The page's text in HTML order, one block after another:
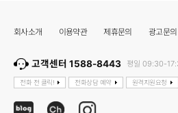
회사소개 이용약관 제휴문의 광고문의
고객센터 1588-8443 평일 09:30-
전화 전 클릭! 전화상담 예약 원격지원요청